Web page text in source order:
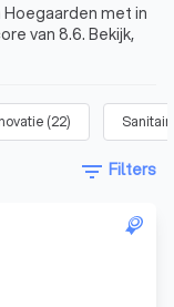
met in
van 8.6. Bekijk,
(22)
filter_list Filters